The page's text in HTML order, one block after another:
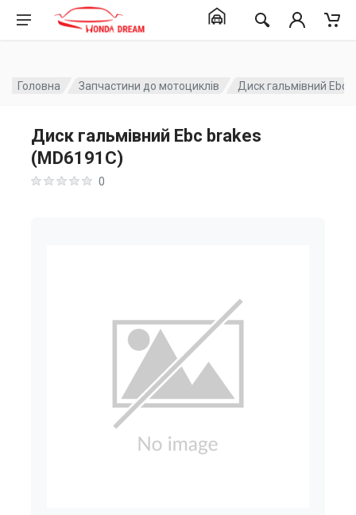
Головна Запчастини до мотоциклів Диск гальмівний Ebc
Диск гальмівний Ebc brakes
(MD6191C)
0